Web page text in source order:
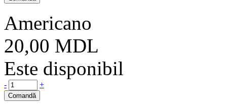
Americano
20,00 MDL
Este disponibil
- +
Comandă